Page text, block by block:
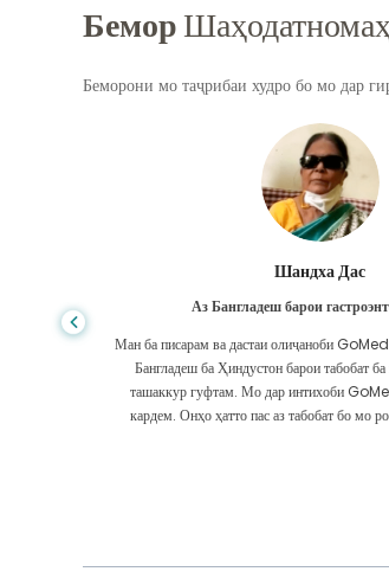
Бемор
Беморони мо таҷрибаи худро бо мо дар
Шандха Дас
Аз Бангладеш барои
Ман ба писарам ва дастаи олиҷаноби
Бангладеш ба Ҳиндустон барои табобат
ташаккур гуфтам. Мо дар интихоби
кардем. Онҳо ҳатто пас аз табобат бо мо